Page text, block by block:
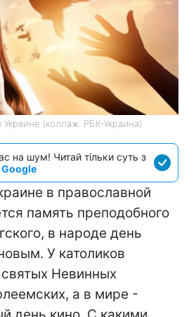
(коллаж: РБК-Украина)
на шум! Читай тільки суть з
Google
в православной
память преподобного
в народе день
У католиков
Невинных
а в мире -